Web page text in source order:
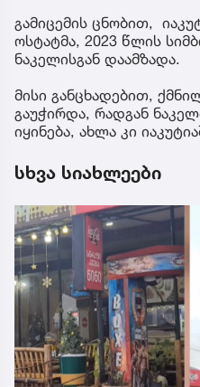
გამიცემის ცნობით,
ოსტატმა, 2023 წლის
ნაკელისგან დაამზადა.
მისი განცხადებით,
გაუჭირდა, რადგან
იყინება, ახლა კი
სხვა სიახლეები